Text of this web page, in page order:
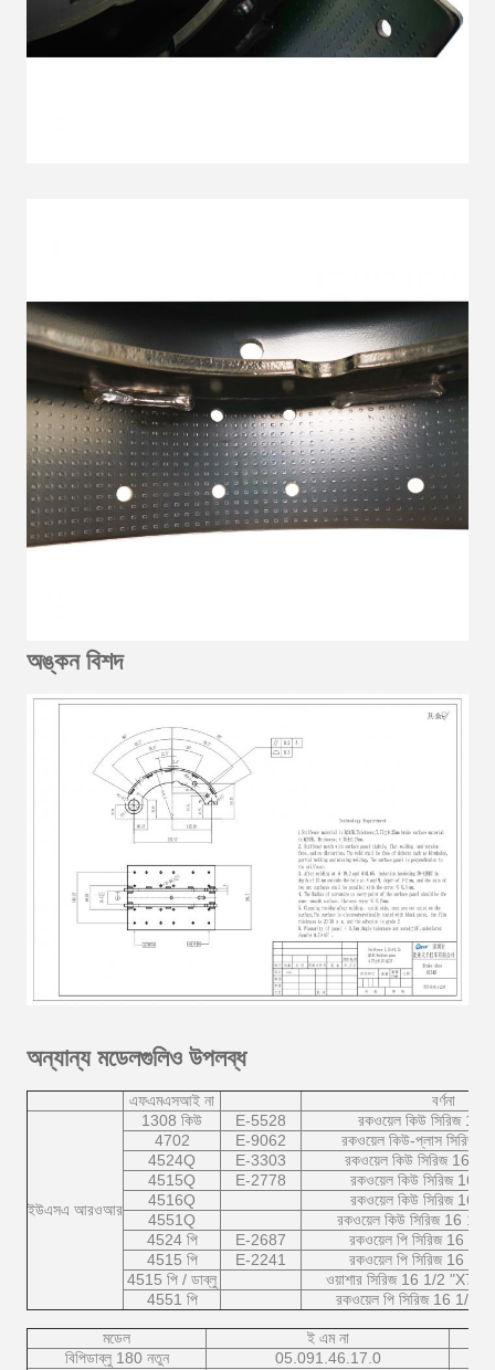
অঙ্কন বিশদ
অন্যান্য মডেলগুলিও উপলব্ধ
এফএমএসআই না বর্ণনা
ইউএসএ আরওআর
1308 কিউ E-5528
রকওয়েল কিউ সিরিজ 15
4702
E-9062
রকওয়েল কিউ-প্লাস সিরিজ
4524Q
E-3303
রকওয়েল কিউ সিরিজ 16 1/
4515Q
E-2778
রকওয়েল কিউ সিরিজ 16
4516Q
রকওয়েল কিউ সিরিজ 16
4551Q
রকওয়েল কিউ সিরিজ 16 1/
4524 পি
E-2687
রকওয়েল পি সিরিজ 16 1/2
4515 পি
E-2241
রকওয়েল পি সিরিজ 16 1/2
4515 পি / ডাব্লু
ওয়াশার সিরিজ 16 1/2 "X7"
4551 পি
রকওয়েল পি সিরিজ 16 1/2
মডেল
ই এম না
বিপিডাব্লু 180 নতুন
05.091.46.17.0